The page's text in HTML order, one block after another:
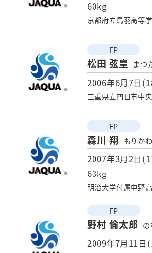
60kg
京都府立鳥羽高等
FP
松田 弦皇 まつ
2006年6月7日
三重県立四日市中
FP
森川 翔 もりか
2007年3月2日
63kg
明治大学付属中野
FP
野村 倫太郎 の
2009年7月11日